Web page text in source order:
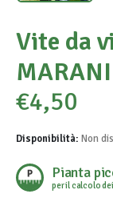
Vite da
MARANI
€4,50
Disponibilità: Non
Pianta
per il calcolo